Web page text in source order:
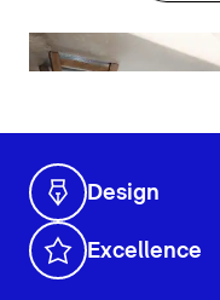
Design
Excellence